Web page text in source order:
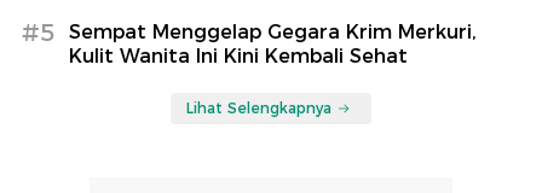
#5
Sempat Menggelap Gegara Krim Merkuri,
Kulit Wanita Ini Kini Kembali Sehat
Lihat Selengkapnya